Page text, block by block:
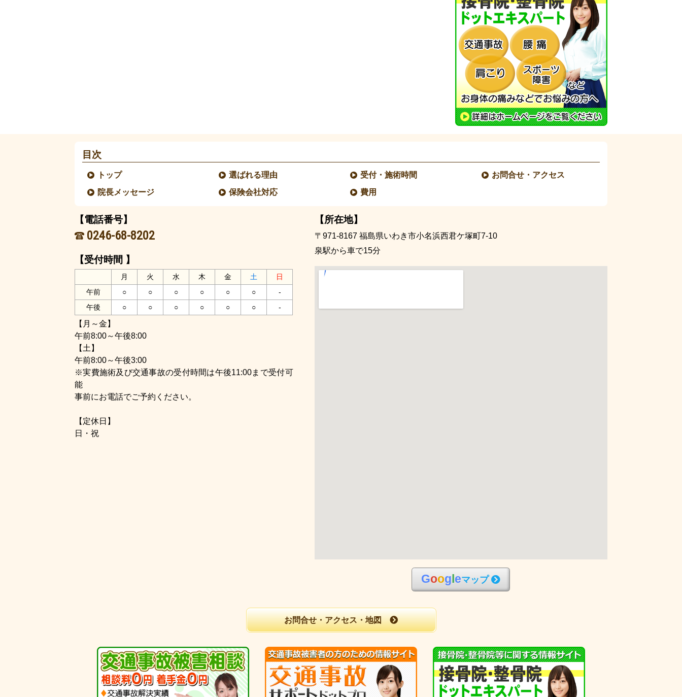
目次
トップ
院長メッセージ
選ばれる理由
保険会社対応
受付・施術時間
費用
お問合せ・アクセス
【電話番号】
0246-68-8202
【受付時間 】
月 火 水 木 金 土
日
午前
○ ○ ○ ○ ○ ○
-
午後
○ ○ ○ ○ ○ ○ -
【月～金】
午前8:00～午後8:00
【土】
午前8:00～午後3:00
※実費施術及び交通事故の受付時間は午後11:00まで受付可
能
事前にお電話でご予約ください。
【定休日】
日・祝
【所在地】
〒971-8167 福島県いわき市小名浜西君ケ塚町7-10
泉駅から車で15分
Goog eマップ
お問合せ・アクセス・地図